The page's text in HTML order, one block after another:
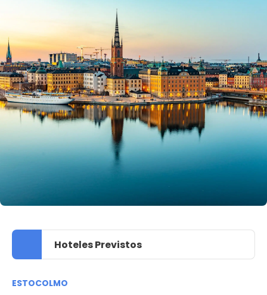
Hoteles Previstos
ESTOCOLMO